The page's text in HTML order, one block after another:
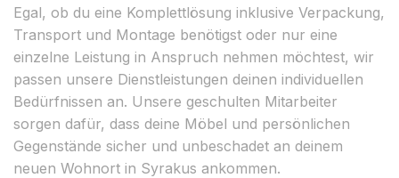
Egal, ob du eine Komplettlösung inklusive Verpackung,
Transport und Montage benötigst oder nur eine
einzelne Leistung in Anspruch nehmen möchtest, wir
passen unsere Dienstleistungen deinen individuellen
Bedürfnissen an. Unsere geschulten Mitarbeiter
sorgen dafür, dass deine Möbel und persönlichen
Gegenstände sicher und unbeschadet an deinem
neuen Wohnort in Syrakus ankommen.